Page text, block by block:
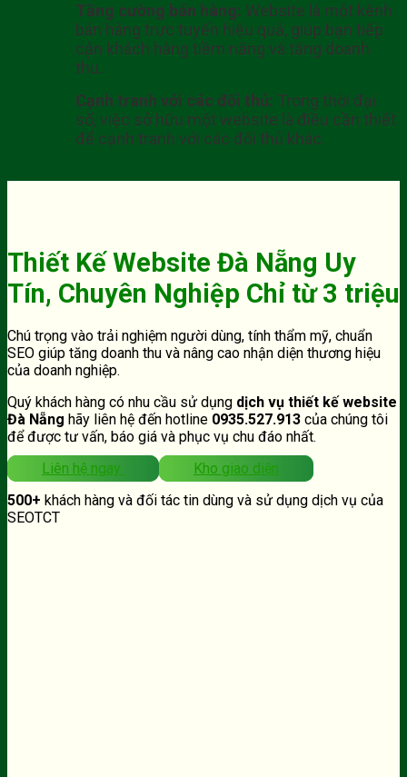
Tăng cường bán hàng: Website là một kênh
bán hàng trực tuyến hiệu quả, giúp bạn tiếp
cận khách hàng tiềm năng và tăng doanh
thu.
Cạnh tranh với các đối thủ: Trong thời đại
số, việc sở hữu một website là điều cần thiết
để cạnh tranh với các đối thủ khác.
Thiết Kế Website Đà Nẵng Uy
Tín, Chuyên Nghiệp Chỉ từ 3 triệu
Chú trọng vào trải nghiệm người dùng, tính thẩm mỹ, chuẩn
SEO giúp tăng doanh thu và nâng cao nhận diện thương hiệu
của doanh nghiệp.
Quý khách hàng có nhu cầu sử dụng dịch vụ thiết kế website
Đà Nẵng hãy liên hệ đến hotline 0935.527.913 của chúng tôi
để được tư vấn, báo giá và phục vụ chu đáo nhất.
Liên hệ ngay
Kho giao diện
500+ khách hàng và đối tác tin dùng và sử dụng dịch vụ của
SEOTCT